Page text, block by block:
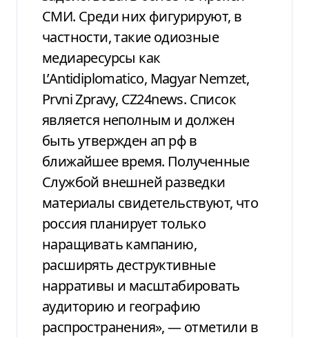
СМИ. Среди них фигурируют, в
частности, такие одиозные
медиаресурсы как
L’Antidiplomatico, Magyar Nemzet,
Prvni Zpravy, CZ24news. Список
является неполным и должен
быть утвержден ап рф в
ближайшее время. Полученные
Службой внешней разведки
материалы свидетельствуют, что
россия планирует только
наращивать кампанию,
расширять деструктивные
нарративы и масштабировать
аудиторию и географию
распространения», — отметили в